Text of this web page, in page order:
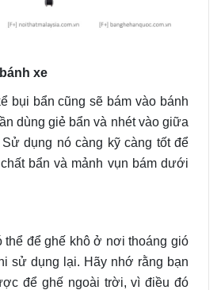
xe
bụi bẩn cũng sẽ bám vào bánh
dùng giẻ bẩn và nhét vào giữa
dụng nó càng kỹ càng tốt để
bẩn và mảnh vụn bám dưới
thể để ghế khô ở nơi thoáng gió
sử dụng lại. Hãy nhớ rằng bạn
để ghế ngoài trời, vì điều đó